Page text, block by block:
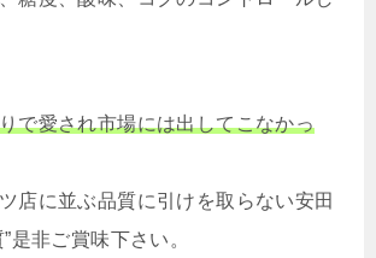
で愛され市場には出してこなかっ
店に並ぶ品質に引けを取らない安田
是非ご賞味下さい。